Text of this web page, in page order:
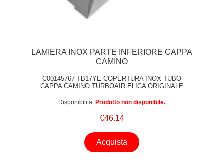
LAMIERA INOX PARTE INFERIORE CAPPA
CAMINO
C00145767 TB17YE COPERTURA INOX TUBO
CAPPA CAMINO TURBOAIR ELICA ORIGINALE
Disponibilità: Prodotto non disponibile.
€46.14
Acquista